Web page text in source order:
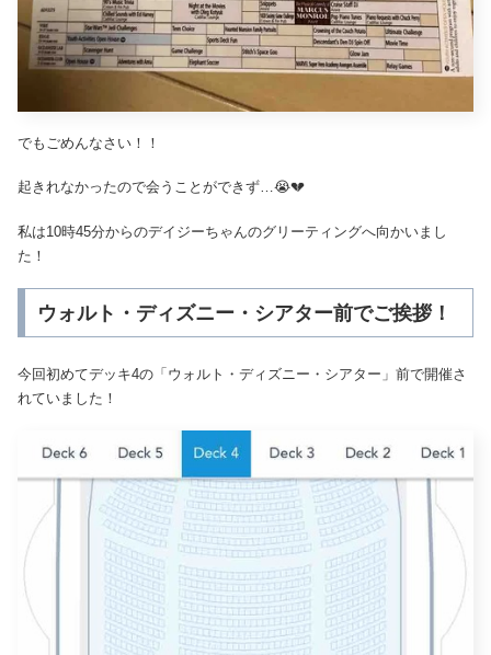
でもごめんなさい！！
起きれなかったので会うことができず…😭💔
私は10時45分からのデイジーちゃんのグリーティングへ向かいまし
た！
ウォルト・ディズニー・シアター前でご挨拶！
今回初めてデッキ4の「ウォルト・ディズニー・シアター」前で開催さ
れていました！